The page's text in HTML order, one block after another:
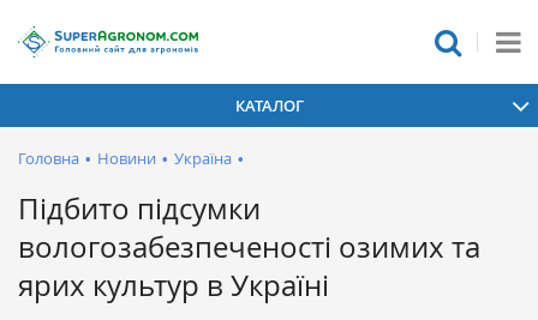
КАТАЛОГ
Головна • Новини • Україна •
Підбито підсумки
вологозабезпеченості озимих та
ярих культур в Україні